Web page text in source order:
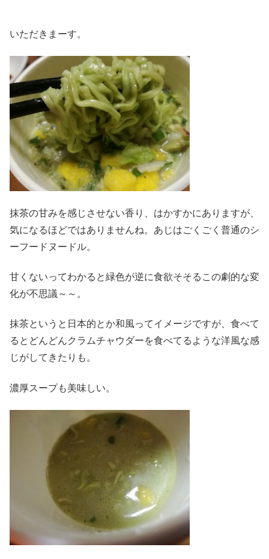
いただきまーす。
抹茶の甘みを感じさせない香り、はかすかにありますが、
気になるほどではありませんね。あじはごくごく普通のシ
ーフードヌードル。
甘くないってわかると緑色が逆に食欲そそるこの劇的な変
化が不思議～～。
抹茶というと日本的とか和風ってイメージですが、食べて
るとどんどんクラムチャウダーを食べてるような洋風な感
じがしてきたりも。
濃厚スープも美味しい。